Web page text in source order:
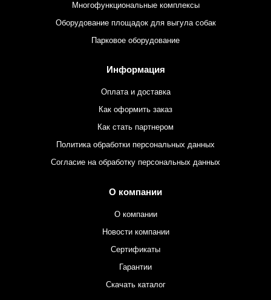
Многофункциональные комплексы
Оборудование площадок для выгула собак
Парковое оборудование
Информация
Оплата и доставка
Как оформить заказ
Как стать партнером
Политика обработки персональных данных
Согласие на обработку персональных данных
О компании
О компании
Новости компании
Сертификаты
Гарантии
Скачать каталог